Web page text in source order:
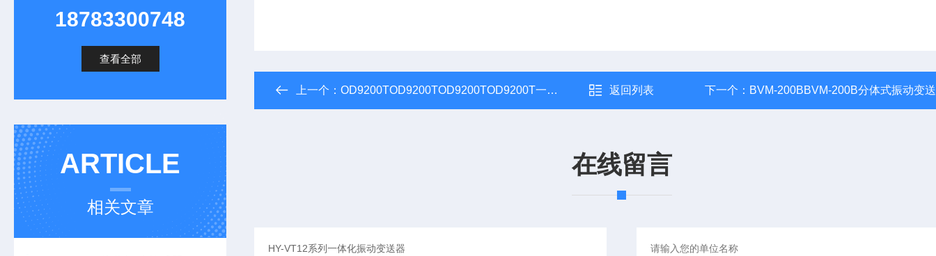
18783300748
查看全部
ARTICLE
相关文章
上一个： OD9200TOD9200TOD9200TOD9200T一体化振动变送器 返回列表 下一个： BVM-200BBVM-200B分体式振动变
在线留言